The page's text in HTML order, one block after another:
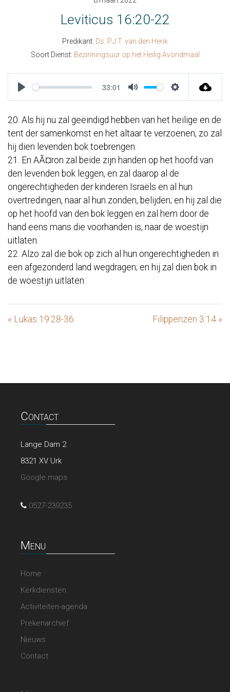
Leviticus 16:20-22
Predikant: Ds. P.J.T. van den Herik
Soort Dienst: Bezinningsuur op het Heilig Avondmaal
Play
33:01
Mute Settings
20. Als hij nu zal geëindigd hebben van het heilige en de
tent der samenkomst en het altaar te verzoenen, zo zal
hij dien levenden bok toebrengen.
21. En AÃ¤ron zal beide zijn handen op het hoofd van
den levenden bok leggen, en zal daarop al de
ongerechtigheden der kinderen Israëls en al hun
overtredingen, naar al hun zonden, belijden; en hij zal die
op het hoofd van den bok leggen en zal hem door de
hand eens mans die voorhanden is, naar de woestijn
uitlaten.
22. Alzo zal die bok op zich al hun ongerechtigheden in
een afgezonderd land wegdragen; en hij zal dien bok in
de woestijn uitlaten.
« Lukas 19:28-36 Filippenzen 3:14 »
Contact
Lange Dam 2
8321 XV Urk
Google maps
0527-239235
Menu
Home
Kerkdiensten
Activiteiten-agenda
Prekenarchief
Nieuws
Contact